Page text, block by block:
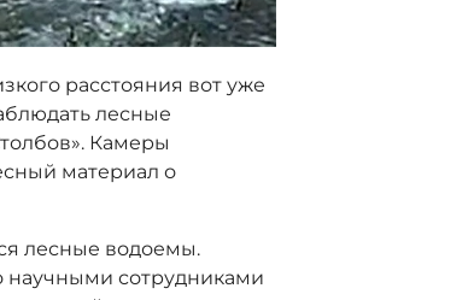
расстояния вот уже
лесные
Камеры
материал о
лесные водоемы.
научными сотрудниками